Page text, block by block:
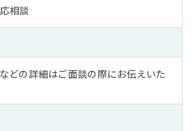
相談
どの詳細はご面談の際にお伝えいた